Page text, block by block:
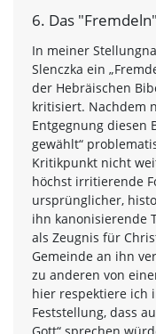
6. Das
In meiner
Slenczka ein
der Hebräischen
kritisiert. Nachdem
Entgegnung diesen
gewählt“
Kritikpunkt nicht
höchst irritierende
ursprünglicher,
ihn kanonisierende
als Zeugnis für
Gemeinde an ihn
zu anderen von
hier respektiere ich
Feststellung, dass